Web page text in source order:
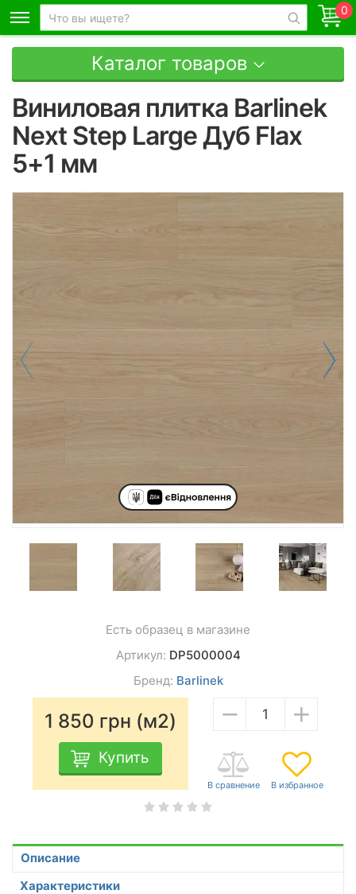
0
Каталог товаров
Виниловая плитка Barlinek
Next Step Large Дуб Flax
5+1 мм
Есть образец в магазине
Артикул: DP5000004
Бренд: Barlinek
1 850 грн (м2)
Купить
− +
Описание
Характеристики